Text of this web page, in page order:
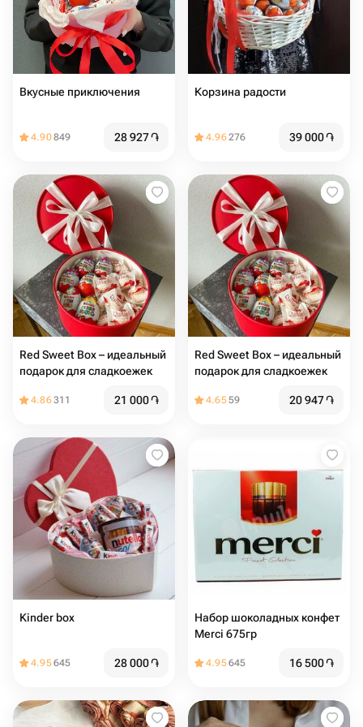
Вкусные приключения
4.90849 28 927֏
Корзина радости
4.96276 39 000֏
Red Sweet Box – идеальный
подарок для сладкоежек
4.86311 21 000֏
Red Sweet Box – идеальный
подарок для сладкоежек
4.6559 20 947֏
Kinder box
4.95645 28 000֏
Набор шоколадных конфет
Merci 675гр
4.95645 16 500֏